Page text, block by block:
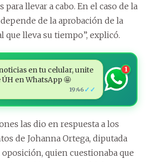
llevar a cabo. En el caso de la
de la aprobación de la
que lleva su tiempo”, explicó.
en tu celular, unite
ÚH en WhatsApp 🤩
19:46 ✓✓
1
las dio en respuesta a los
de Johanna Ortega, diputada
quien cuestionaba que